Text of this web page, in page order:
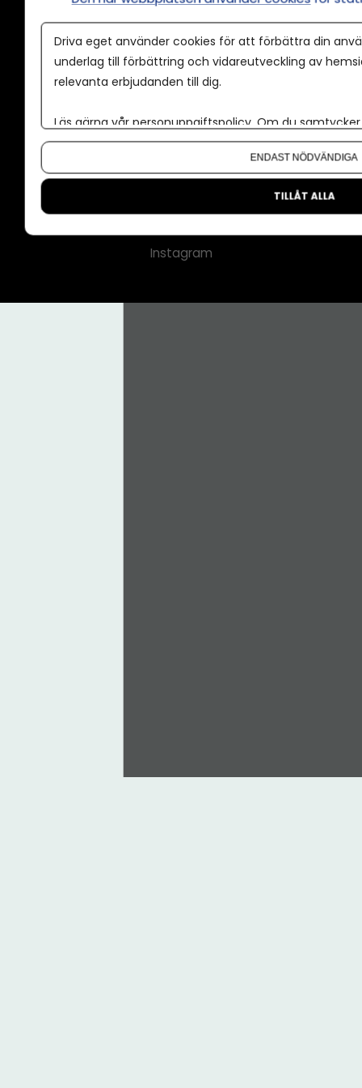
Annonspolicy
Tillgänglighet
Kontakt
Nyhetsbrev
CMS för medier
Instagram
Driva eget använder cookies för att förbättra din
underlag till förbättring och vidareutveckling av
relevanta erbjudanden till dig.
Läs gärna vår personuppgiftspolicy. Om du
Om du vill ändra ditt val i efterhand hittar du den
ENDAST NÖDVÄNDIGA
TILLÅT ALLA